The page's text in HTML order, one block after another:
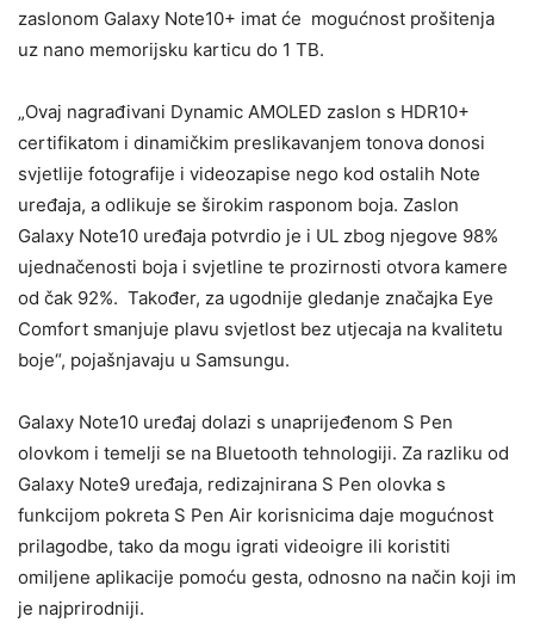
zaslonom Galaxy Note10+ imat će mogućnost prošitenja
uz nano memorijsku karticu do 1 TB.
„Ovaj nagrađivani Dynamic AMOLED zaslon s HDR10+
certifikatom i dinamičkim preslikavanjem tonova donosi
svjetlije fotografije i videozapise nego kod ostalih Note
uređaja, a odlikuje se širokim rasponom boja. Zaslon
Galaxy Note10 uređaja potvrdio je i UL zbog njegove 98%
ujednačenosti boja i svjetline te prozirnosti otvora kamere
od čak 92%. Također, za ugodnije gledanje značajka Eye
Comfort smanjuje plavu svjetlost bez utjecaja na kvalitetu
boje“, pojašnjavaju u Samsungu.
Galaxy Note10 uređaj dolazi s unaprijeđenom S Pen
olovkom i temelji se na Bluetooth tehnologiji. Za razliku od
Galaxy Note9 uređaja, redizajnirana S Pen olovka s
funkcijom pokreta S Pen Air korisnicima daje mogućnost
prilagodbe, tako da mogu igrati videoigre ili koristiti
omiljene aplikacije pomoću gesta, odnosno na način koji im
je najprirodniji.